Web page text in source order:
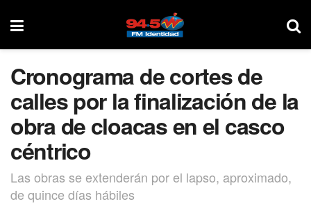
Cronograma de cortes de
calles por la finalización de la
obra de cloacas en el casco
céntrico
Las obras se extenderán por el lapso, aproximado,
de quince días hábiles